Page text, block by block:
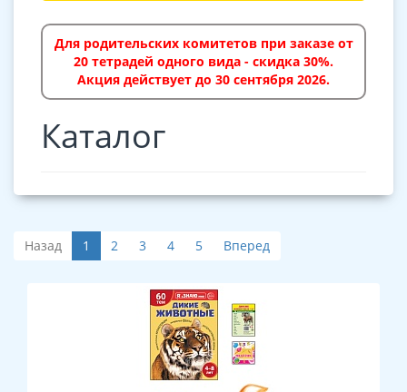
Для родительских комитетов при заказе от
20 тетрадей одного вида - скидка 30%.
Акция действует до 30 сентября 2026.
Каталог
Назад 1 2 3 4 5 Вперед